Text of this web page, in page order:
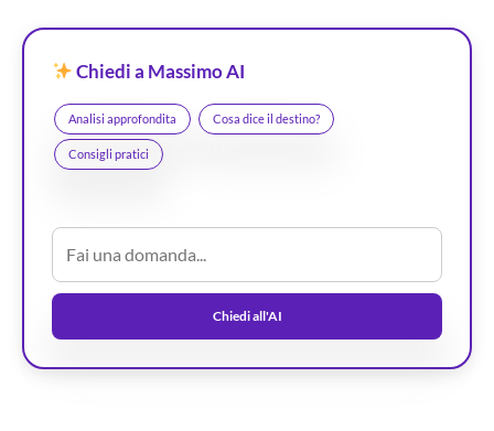
Chiedi a Massimo AI
Analisi approfondita Cosa dice il destino?
Consigli pratici
Chiedi all'AI